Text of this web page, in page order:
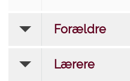
Forældre
Lærere